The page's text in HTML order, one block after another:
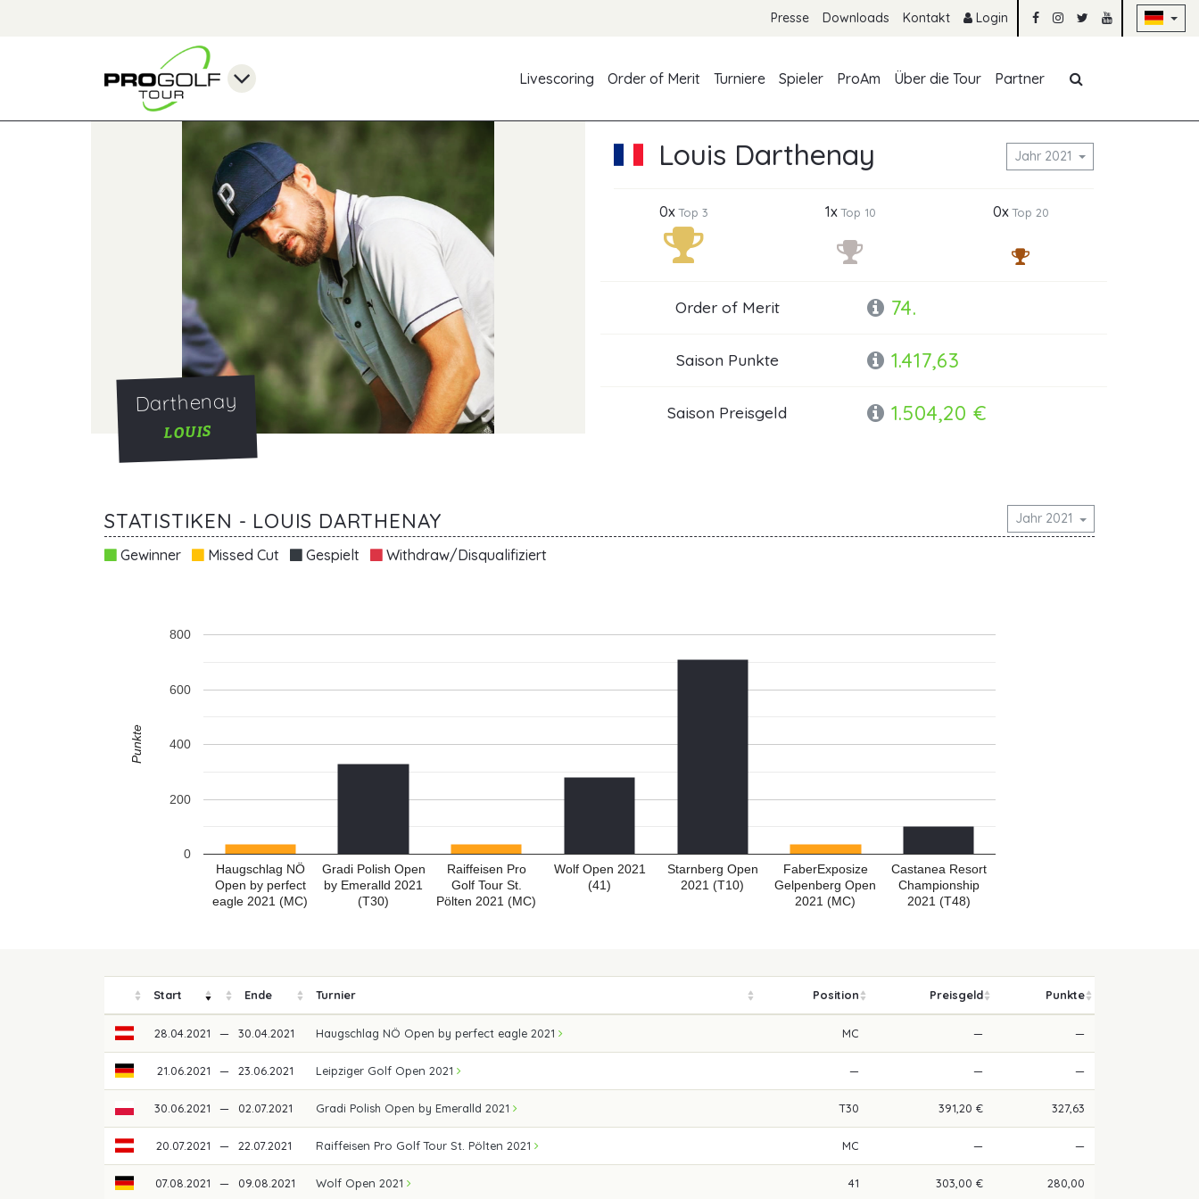
Presse Downloads Kontakt Login
Livescoring
Order of Merit Turniere Spieler ProAm Über die Tour Partner
Darthenay
LOUIS
Louis Darthenay Jahr 2021
0xTop 3 1xTop 10 0xTop 20
Order of Merit 74.
Saison Punkte 1.417,63
Saison Preisgeld 1.504,20 €
STATISTIKEN - LOUIS DARTHENAY Jahr 2021
Gewinner Missed Cut Gespielt Withdraw/Disqualifiziert
Haugschlag NÖ
Open by perfect
eagle 2021 (MC)
Gradi Polish Open
by Emeralld 2021
(T30)
Raiffeisen Pro
Golf Tour St.
Pölten 2021 (MC)
Wolf Open 2021
(41)
Starnberg Open
2021 (T10)
FaberExposize
Gelpenberg Open
2021 (MC)
Castanea Resort
Championship
2021 (T48)
0
200
400
600
800
Punkte
Start Ende Turnier Position Preisgeld Punkte
28.04.2021 — 30.04.2021 Haugschlag NÖ Open by perfect eagle 2021 MC — —
21.06.2021 — 23.06.2021 Leipziger Golf Open 2021 — — —
30.06.2021 — 02.07.2021 Gradi Polish Open by Emeralld 2021 T30 391,20 € 327,63
20.07.2021 — 22.07.2021 Raiffeisen Pro Golf Tour St. Pölten 2021 MC — —
07.08.2021 — 09.08.2021 Wolf Open 2021 41 303,00 € 280,00